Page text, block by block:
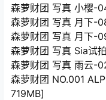
森萝财团 写真 小樱-
森萝财团 写真 月下-
森萝财团 写真 月下-
森萝财团 写真 Sia试
森萝财团 写真 雨云-
森萝财团 NO.001
719MB]